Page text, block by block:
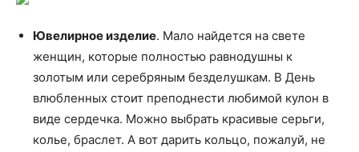
Ювелирное изделие. Мало найдется на свете
женщин, которые полностью равнодушны к
золотым или серебряным безделушкам. В День
влюбленных стоит преподнести любимой кулон в
виде сердечка. Можно выбрать красивые серьги,
колье, браслет. А вот дарить кольцо, пожалуй, не